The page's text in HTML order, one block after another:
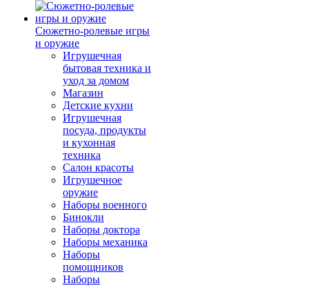
Сюжетно-ролевые игры
и оружие
Игрушечная
бытовая техника и
уход за домом
Магазин
Детские кухни
Игрушечная
посуда, продукты
и кухонная
техника
Салон красоты
Игрушечное
оружие
Наборы военного
Бинокли
Наборы доктора
Наборы механика
Наборы
помощников
Наборы